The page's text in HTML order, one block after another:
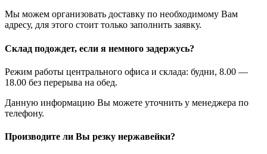
Мы можем организовать доставку по необходимому Вам
адресу, для этого стоит только заполнить заявку.
Склад подождет, если я немного задержусь?
Режим работы центрального офиса и склада: будни, 8.00 —
18.00 без перерыва на обед.
Данную информацию Вы можете уточнить у менеджера по
телефону.
Производите ли Вы резку нержавейки?